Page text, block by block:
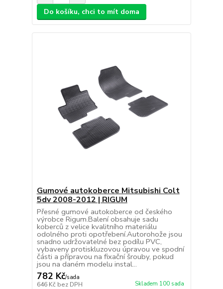
Do košíku, chci to mít doma
Gumové autokoberce Mitsubishi Colt
5dv 2008-2012 | RIGUM
Přesné gumové autokoberce od českého
výrobce Rigum.Balení obsahuje sadu
koberců z velice kvalitního materiálu
odolného proti opotřebení.Autorohože jsou
snadno udržovatelné bez podílu PVC,
vybaveny protiskluzovou úpravou ve spodní
části a přípravou na fixační šrouby, pokud
jsou na daném modelu instal...
782 Kč/sada
646 Kč bez DPH Skladem 100 sada